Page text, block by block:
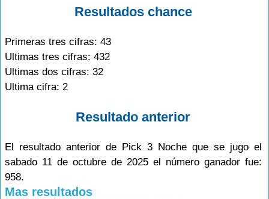
Resultados chance
Primeras tres cifras: 43
Ultimas tres cifras: 432
Ultimas dos cifras: 32
Ultima cifra: 2
Resultado anterior
El resultado anterior de Pick 3 Noche que se jugo el
sabado 11 de octubre de 2025 el número ganador fue:
958.
Mas resultados